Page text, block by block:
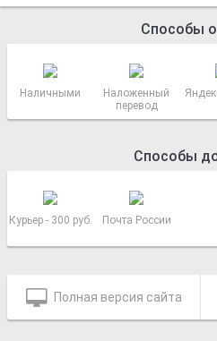
Способы
Наличными
Наложенный
перевод
Способы
Курьер - 300 руб. Почта России
Полная версия сайта